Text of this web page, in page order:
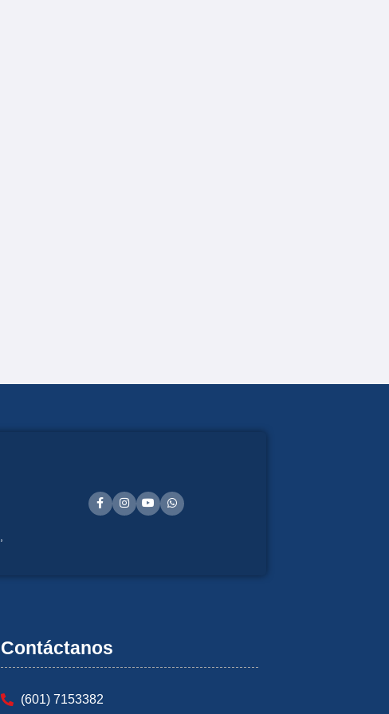
Contáctanos
(601) 7153382